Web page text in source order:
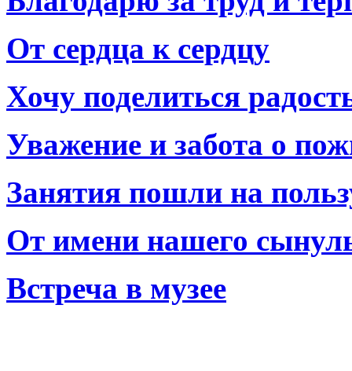
От сердца к сердцу
Хочу поделиться
Уважение и забота о
Занятия пошли на
От имени нашего
Встреча в музее